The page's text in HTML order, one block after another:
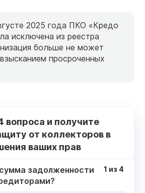
2025 года ПКО «Кредо
исключена из реестра
больше не может
просроченных
вопроса и получите
от коллекторов в
ваших прав
задолженности
1 из 4